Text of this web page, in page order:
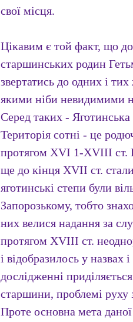
свої місця.
Цікавим є той факт, що
старшинських родин
звертатись до одних і
якими ніби невидимими
Серед таких - Яготинська
Територія сотні - це
протягом XVI 1-ХVIII ст.
ще до кінця XVII ст.
яготинські степи були
Запорозькому, тобто
них велися надання за
протягом XVIII ст.
і відобразилось у
дослідженні
старшини, проблемі руху
Проте основна мета